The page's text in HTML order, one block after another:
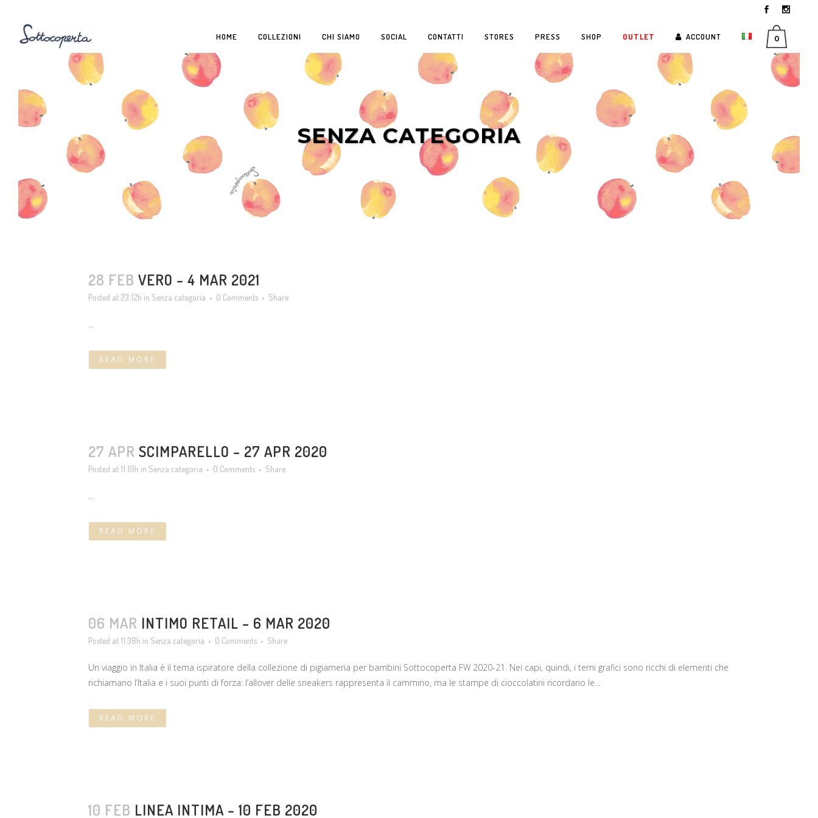
0
HOME COLLEZIONI CHI SIAMO SOCIAL CONTATTI STORES PRESS SHOP
ACCESSORI
ABITI
SALOPETTE
TOPS
ACCESSORI
ABITI
TUTINE E BODY
SALOPETTE
TOPS
ACCESSORI
PIGIAMI
PANTALONI
ACCESSORI
ABITI
TOPS
PANTALONI
OUTLET ACCOUNT
SENZA CATEGORIA
28 FEB VERO – 4 MAR 2021
Posted at 23:12h in Senza categoria 0 Comments Share
...
READ MORE
27 APR SCIMPARELLO – 27 APR 2020
Posted at 11:19h in Senza categoria 0 Comments Share
...
READ MORE
06 MAR INTIMO RETAIL – 6 MAR 2020
Posted at 11:38h in Senza categoria 0 Comments Share
Un viaggio in Italia è il tema ispiratore della collezione di pigiameria per bambini Sottocoperta FW 2020-21. Nei capi, quindi, i temi grafici sono ricchi di elementi che
richiamano l’Italia e i suoi punti di forza: l’allover delle sneakers rappresenta il cammino, ma le stampe di cioccolatini ricordano le...
READ MORE
10 FEB LINEA INTIMA – 10 FEB 2020